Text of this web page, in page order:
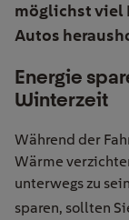
möglichst viel
Autos
Energie
Winterzeit
Während der
Wärme
unterwegs zu
sparen, sollten